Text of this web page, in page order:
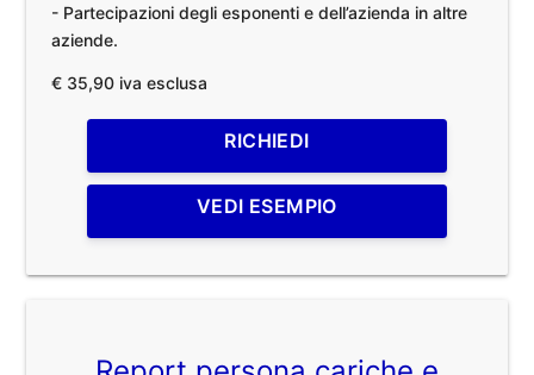
- Partecipazioni degli esponenti e dell’azienda in altre
aziende.
€ 35,90 iva esclusa
RICHIEDI
VEDI ESEMPIO